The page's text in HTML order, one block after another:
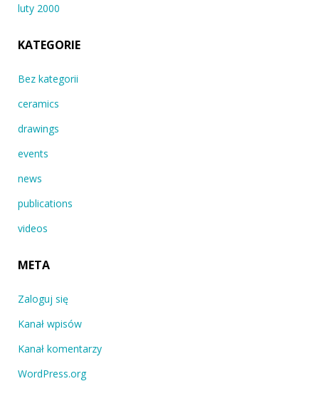
luty 2000
KATEGORIE
Bez kategorii
ceramics
drawings
events
news
publications
videos
META
Zaloguj się
Kanał wpisów
Kanał komentarzy
WordPress.org